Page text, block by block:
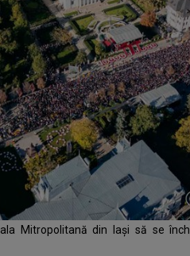
Mitropolitană din Iași să se